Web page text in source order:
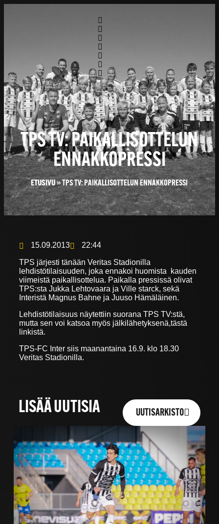
TPS TV: PAIKALLISOTTELUN
ENNAKKOPRESSI
ETUSIVU»TPS TV: PAIKALLISOTTELUN ENNAKKOPRESSI
15.09.2013 22:44
TPS järjesti tänään Veritas Stadionilla
lehdistötilaisuuden, joka ennakoi huomista kauden
viimeistä paikallisottelua. Paikalla pressissä olivat
TPS:sta Jukka Lehtovaara ja Ville starck, sekä
Interistä Magnus Bahne ja Juuso Hämäläinen.
Lehdistötilaisuus näytettiin suorana TPS TV:stä,
mutta sen voi katsoa myös jälkilähetyksenä,tästä
linkistä.
TPS-FC Inter siis maanantaina 16.9. klo 18.30
Veritas Stadionilla.
LISÄÄ UUTISIA UUTISARKISTO